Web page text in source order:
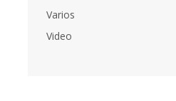
Varios
Video